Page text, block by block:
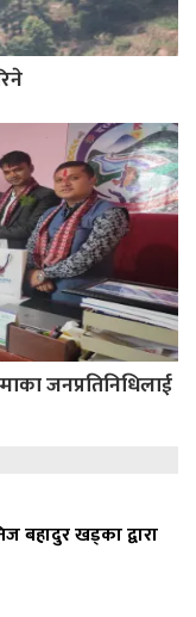
जनप्रतिनिधिलाई
बहादुर खड्का द्वारा